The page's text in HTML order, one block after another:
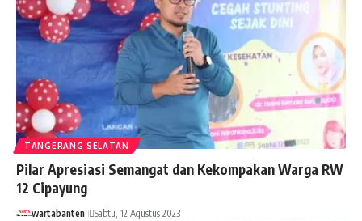
TANGERANG SELATAN
Pilar Apresiasi Semangat dan Kekompakan Warga RW
12 Cipayung
wartabanten Sabtu, 12 Agustus 2023